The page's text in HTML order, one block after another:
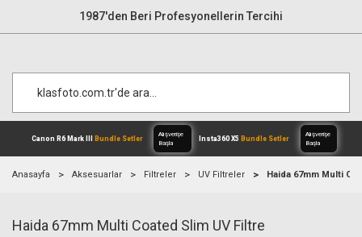
1987'den Beri Profesyonellerin Tercihi
Canon R6 Mark IIIBundle Setler
Alışverişe
Anasayfa Aksesuarlar Filtreler UV Filtreler Haida 67mm Multi
Haida 67mm Multi Coated Slim UV Filtre